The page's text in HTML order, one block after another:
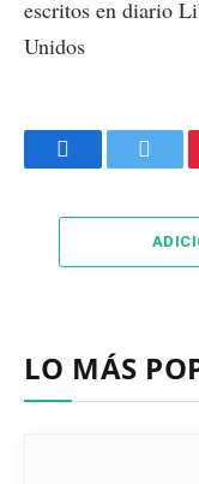
escritos en diario
Unidos
Facebook
LO MÁS